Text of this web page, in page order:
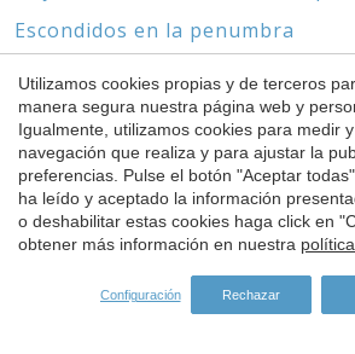
Escondidos en la penumbra
SPONSORS
Utilizamos cookies propias y de terceros
manera segura nuestra página web y
Igualmente, utilizamos cookies para medir
navegación que realiza y para ajustar la
preferencias. Pulse el botón "Aceptar
ha leído y aceptado la información
o deshabilitar estas cookies haga click en
obtener más información en nuestra
Configuración Rechazar
Guardar configuración